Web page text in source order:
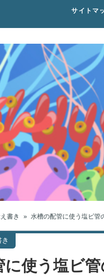
サイトマ
書き » 水槽の配管に使う塩ビ管
使う塩ビ